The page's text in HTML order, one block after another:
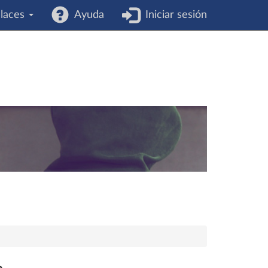
Ayuda Iniciar sesión